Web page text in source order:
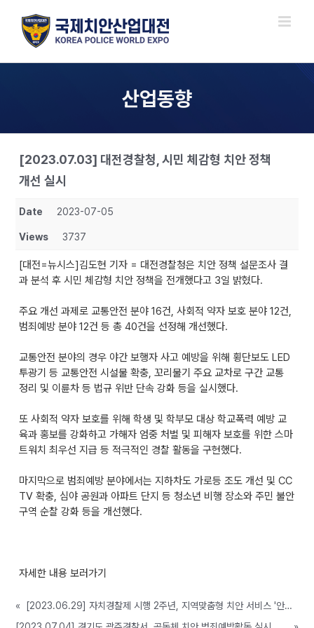
content
산업동향
[2023.07.03] 대전경찰청, 시민 체감형 치안 정책
개선 실시
Date 2023-07-05
Views 3737
[대전=뉴시스]김도현 기자 = 대전경찰청은 치안 정책 설문조사 결
과 분석 후 시민 체감형 치안 정책을 전개했다고 3일 밝혔다.
주요 개선 과제로 교통안전 분야 16건, 사회적 약자 보호 분야 12건,
범죄예방 분야 12건 등 총 40건을 선정해 개선했다.
교통안전 분야의 경우 야간 보행자 사고 예방을 위해 횡단보도 LED
투광기 등 교통안전 시설물 확충, 꼬리물기 주요 교차로 구간 교통
정리 및 이륜차 등 법규 위반 단속 강화 등을 실시했다.
또 사회적 약자 보호를 위해 학생 및 학부모 대상 학교폭력 예방 교
육과 홍보를 강화하고 가해자 엄중 처벌 및 피해자 보호를 위한 스마
트워치 최우선 지급 등 적극적인 경찰 활동을 구현했다.
마지막으로 범죄예방 분야에서는 지하차도 가로등 조도 개선 및 CC
TV 확충, 심야 공원과 아파트 단지 등 청소년 비행 장소와 주민 불안
구역 순찰 강화 등을 개선했다.
자세한 내용 보러가기
«
[2023.06.29] 자치경찰제 시행 2주년, 지역맞춤형 치안 서비스 '안정화'